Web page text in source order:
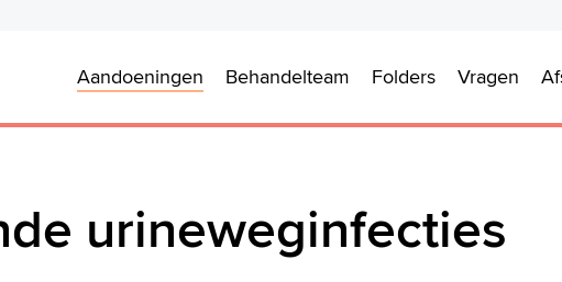
Aandoeningen Behandelteam Folders Vragen
urineweginfecties